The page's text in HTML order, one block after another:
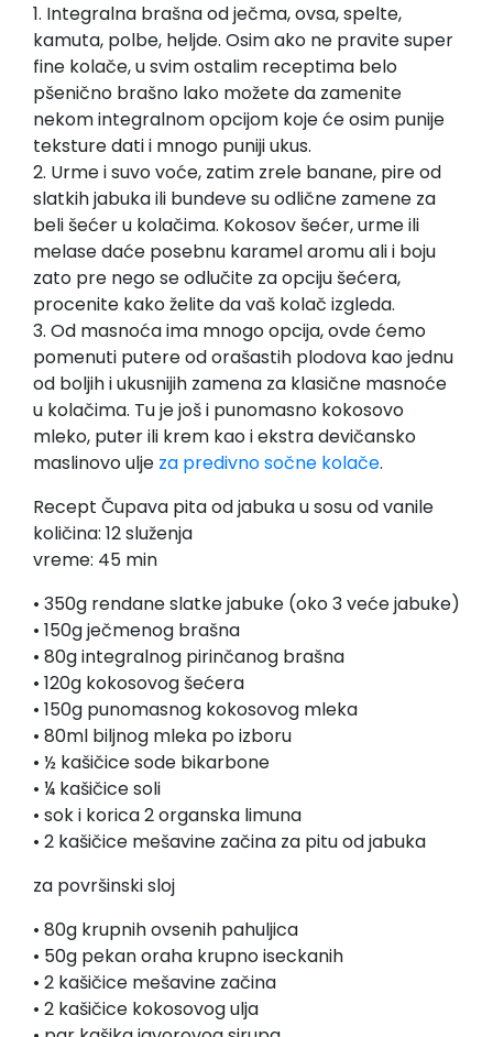
1. Integralna brašna od ječma, ovsa, spelte,
kamuta, polbe, heljde. Osim ako ne pravite super
fine kolače, u svim ostalim receptima belo
pšenično brašno lako možete da zamenite
nekom integralnom opcijom koje će osim punije
teksture dati i mnogo puniji ukus.
2. Urme i suvo voće, zatim zrele banane, pire od
slatkih jabuka ili bundeve su odlične zamene za
beli šećer u kolačima. Kokosov šećer, urme ili
melase daće posebnu karamel aromu ali i boju
zato pre nego se odlučite za opciju šećera,
procenite kako želite da vaš kolač izgleda.
3. Od masnoća ima mnogo opcija, ovde ćemo
pomenuti putere od orašastih plodova kao jednu
od boljih i ukusnijih zamena za klasične masnoće
u kolačima. Tu je još i punomasno kokosovo
mleko, puter ili krem kao i ekstra devičansko
maslinovo ulje za predivno sočne kolače.
Recept Čupava pita od jabuka u sosu od vanile
količina: 12 služenja
vreme: 45 min
• 350g rendane slatke jabuke (oko 3 veće jabuke)
• 150g ječmenog brašna
• 80g integralnog pirinčanog brašna
• 120g kokosovog šećera
• 150g punomasnog kokosovog mleka
• 80ml biljnog mleka po izboru
• ½ kašičice sode bikarbone
• ¼ kašičice soli
• sok i korica 2 organska limuna
• 2 kašičice mešavine začina za pitu od jabuka
za površinski sloj
• 80g krupnih ovsenih pahuljica
• 50g pekan oraha krupno iseckanih
• 2 kašičice mešavine začina
• 2 kašičice kokosovog ulja